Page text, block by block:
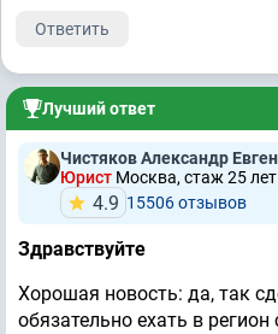
Ответить
Лучший ответ
Чистяков Александр
Юрист Москва, стаж 25 лет
4.9 15506 отзывов
Здравствуйте
Хорошая новость: да, так
обязательно ехать в